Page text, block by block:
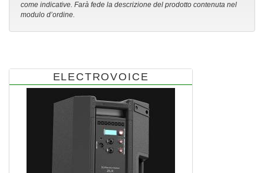
come indicative. Farà fede la descrizione del prodotto contenuta nel
modulo d’ordine.
ELECTROVOICE